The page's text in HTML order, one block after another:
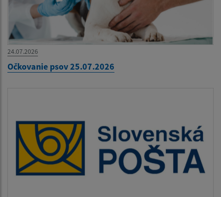
24.07.2026
Očkovanie psov 25.07.2026